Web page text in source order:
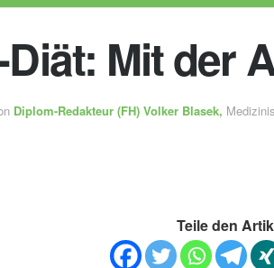
Mit der
Diplom-Redakteur (FH) Volker Blasek,
Teile den